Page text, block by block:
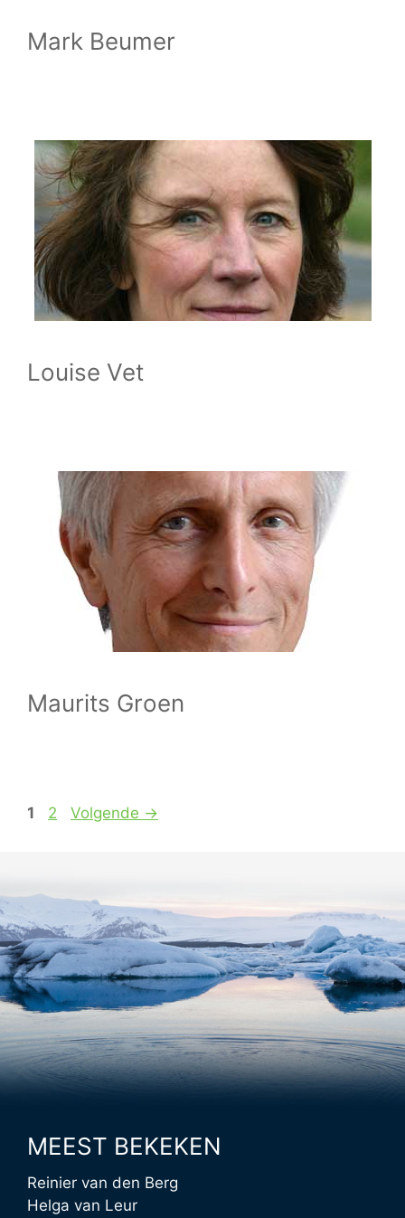
Mark Beumer
Louise Vet
Maurits Groen
Pagina
1 Pagina
2 Volgende →
MEEST BEKEKEN
Reinier van den Berg
Helga van Leur